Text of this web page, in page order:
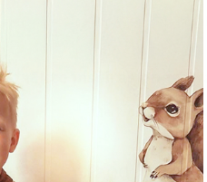
på ett ark for å redusere avfall.
Ekte inspirasjon fra
Merk ditt med
Produkter